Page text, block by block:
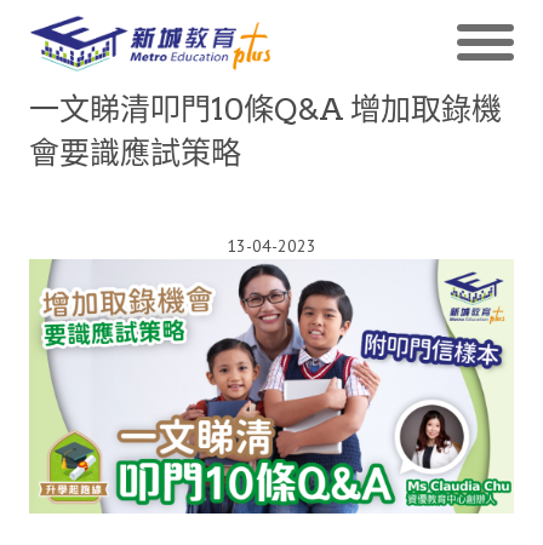
一文睇清叩門10條Q&A 增加取錄機
會要識應試策略
13-04-2023